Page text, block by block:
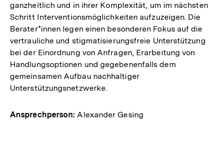
ganzheitlich und in ihrer Komplexität, um im nächsten
Schritt Interventionsmöglichkeiten aufzuzeigen. Die
Berater*innen legen einen besonderen Fokus auf die
vertrauliche und stigmatisierungsfreie Unterstützung
bei der Einordnung von Anfragen, Erarbeitung von
Handlungsoptionen und gegebenenfalls dem
gemeinsamen Aufbau nachhaltiger
Unterstützungsnetzwerke.
Ansprechperson: Alexander Gesing